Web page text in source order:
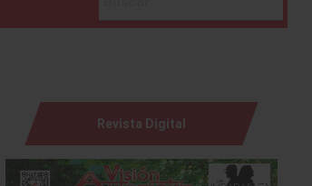
Revista Digital